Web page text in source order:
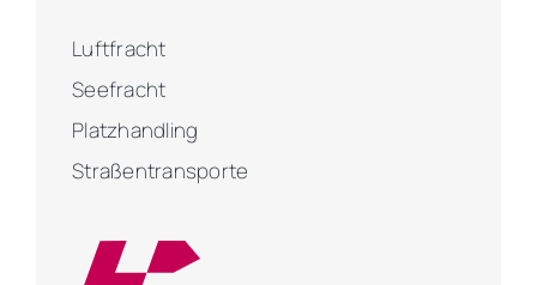
Luftfracht
Seefracht
Platzhandling
Straßentransporte